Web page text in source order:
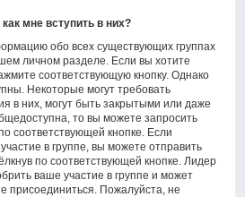
мне вступить в них?
обо всех существующих группах
личном разделе. Если вы хотите
соответствующую кнопку. Однако
Некоторые могут требовать
в них, могут быть закрытыми или даже
то вы можете запросить
соответствующей кнопке. Если
в группе, вы можете отправить
по соответствующей кнопке. Лидер
ваше участие в группе и может
присоединиться. Пожалуйста, не